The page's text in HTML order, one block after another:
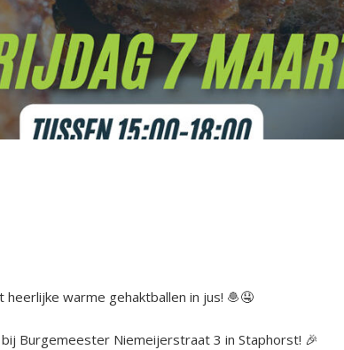
warme gehaktballen in jus! 🧆🤤
bij Burgemeester Niemeijerstraat 3 in Staphorst! 🎉